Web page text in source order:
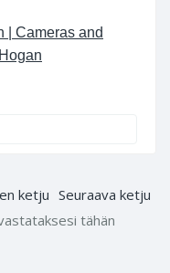
| Cameras and
ketju Seuraava ketju
tähän